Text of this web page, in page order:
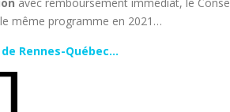
même programme en 2021…
Rennes-Québec…